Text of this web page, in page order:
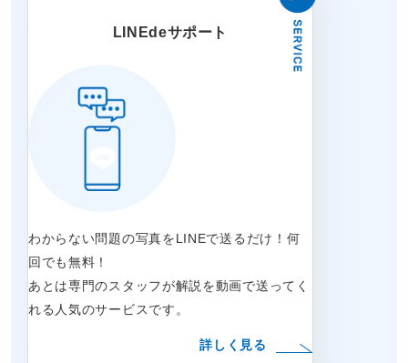
LINEdeサポート
わからない問題の写真をLINEで送るだけ！何
回でも無料！
あとは専門のスタッフが解説を動画で送ってく
れる人気のサービスです。
詳しく見る